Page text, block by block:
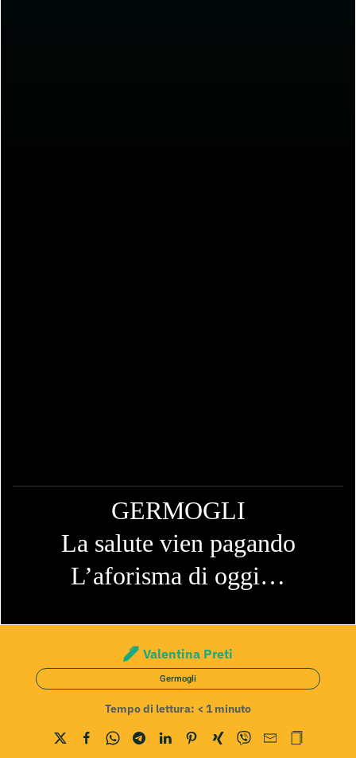
GERMOGLI
La salute vien pagando
L’aforisma di oggi…
Valentina Preti
Germogli
Tempo di lettura: < 1 minuto